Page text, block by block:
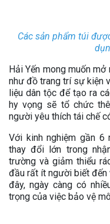
Các sản phẩm túi
Hải Yến mong muốn
như đồ trang trí sự kiện
liệu dân tộc để tạo ra
hy vọng sẽ tổ chức
người yêu thích tái chế
Với kinh nghiệm gần 6
thay đổi lớn trong
trường và giảm thiểu
đầu rất ít người biết đến
đây, ngày càng có
trọng của việc bảo vệ